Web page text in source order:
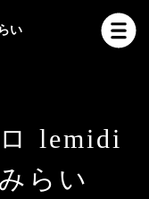
い
lemidi
らい